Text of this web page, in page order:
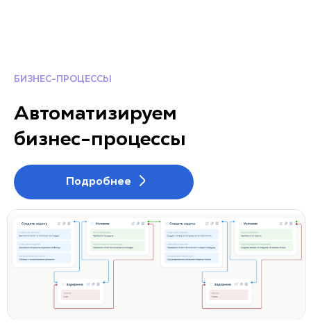
Автоматизируем
бизнес-процессы
БИЗНЕС-ПРОЦЕССЫ
Подробнее